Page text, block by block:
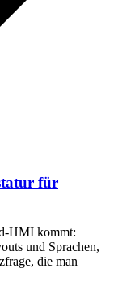
für
HMI kommt:
und Sprachen,
die man